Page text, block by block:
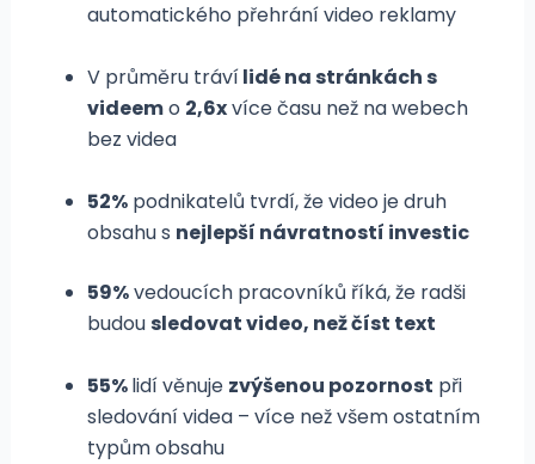
automatického přehrání video reklamy
V průměru trávílidé na stránkách s
videemo 2,6xvíce času než na webech
bez videa
52%podnikatelů tvrdí, že video je druh
obsahu s nejlepší návratností investic
59%vedoucích pracovníků říká, že radši
budousledovat video, než číst text
55%lidí věnuje zvýšenou pozornost při
sledování videa – více než všem ostatním
typům obsahu